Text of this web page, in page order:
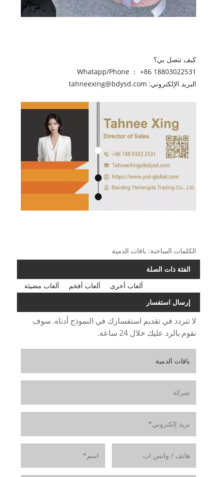
كيف تتصل بي؟
Whatapp/Phone ： +86 18803022531
البريد الإلكتروني: tahneexing@bdysd.com
الكلمات الساخنة: باقات الدمية
الفئة ذات الصلة
ألعاب مضيئة
ألعاب أفخم
ألعاب أخرى
إرسال استفسار
لا تتردد في تقديم استفسارك في النموذج أدناه. سوف
نقوم بالرد عليك خلال 24 ساعة.